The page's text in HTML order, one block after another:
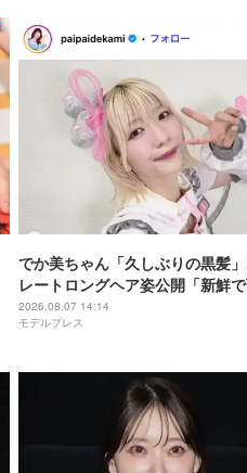
でか美ちゃん「久しぶりの黒髪
レートロングヘア姿公開「新鮮
い」「印象がガラッと変わる」と
2026.08.07 14:14
モデルプレス